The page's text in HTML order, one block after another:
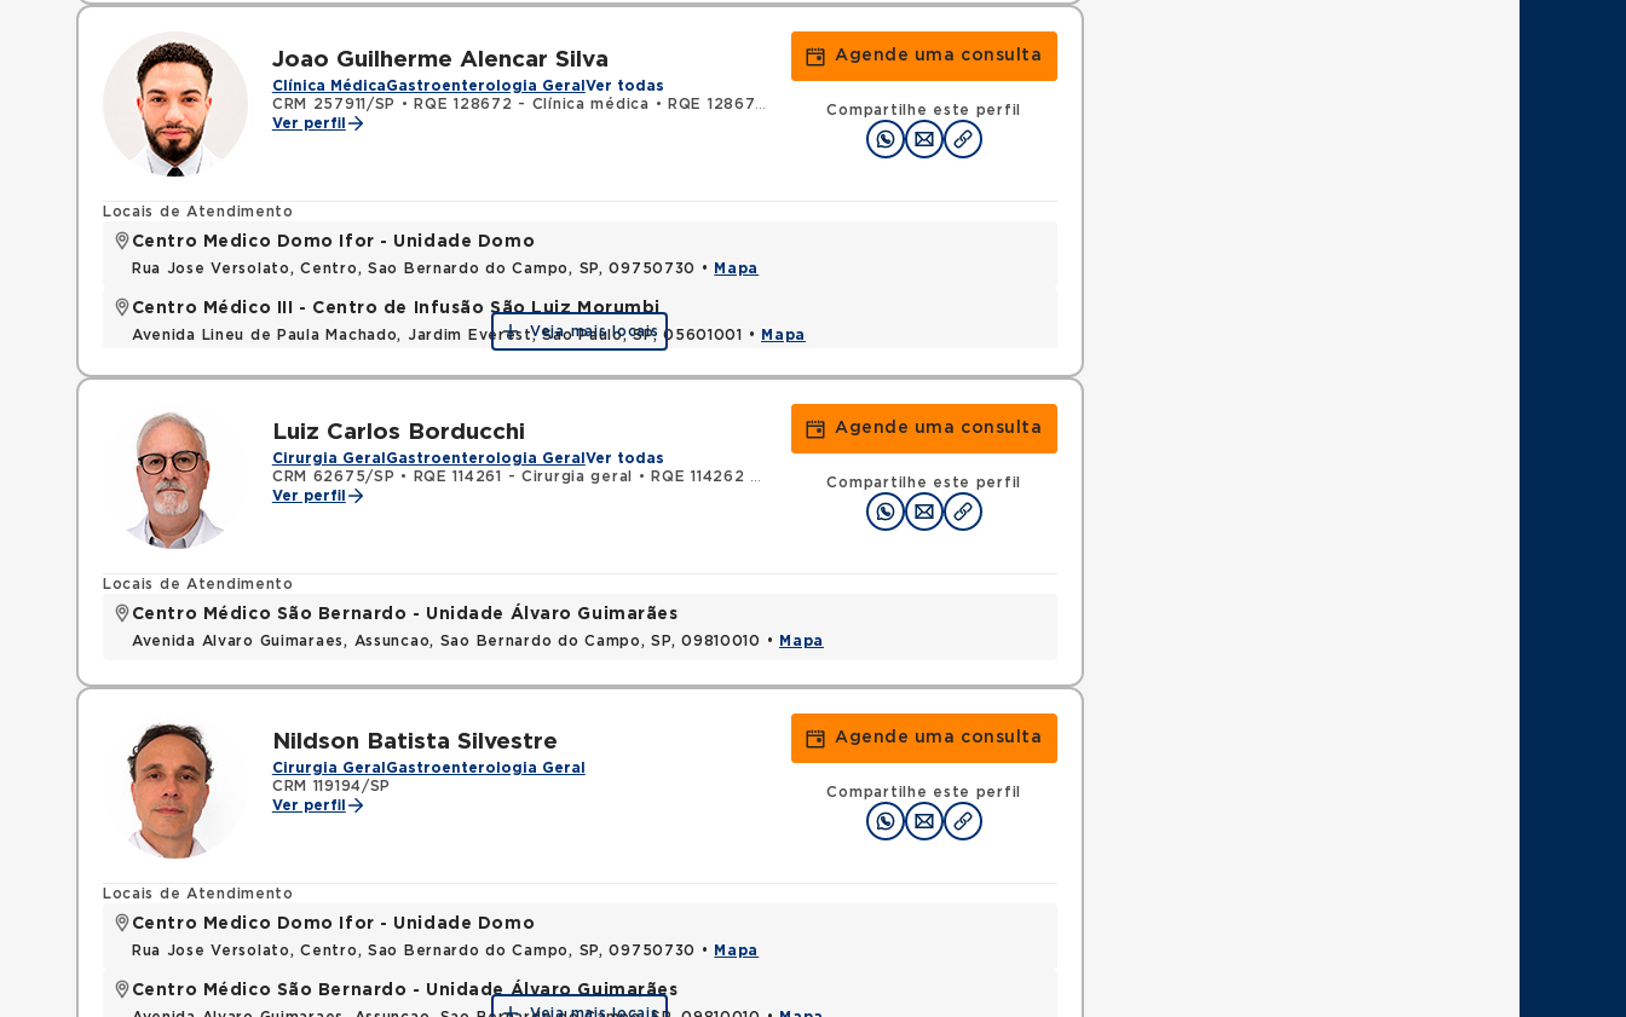
Joao Guilherme Alencar Silva
Clínica MédicaGastroenterologia Geral Ver todas
CRM 257911/SP
• RQE 128672 - Clínica médica •
RQE 128673 - Gastroenterologia
Ver perfil
Agende uma consulta
Compartilhe este perfil
Locais de Atendimento
Centro Medico Domo Ifor - Unidade Domo
Rua Jose Versolato, Centro, Sao Bernardo do Campo, SP, 09750730 • Mapa
Centro Médico III - Centro de Infusão São Luiz Morumbi
Avenida Lineu de Paula Machado, Jardim Everest, Sao Paulo, SP, 05601001 • Mapa
Veja mais locais
Luiz Carlos Borducchi
Cirurgia Geral Gastroenterologia Geral Ver todas
CRM 62675/SP • RQE 114261 - Cirurgia geral •
RQE 114262 - Medicina intensiva
Ver perfil
Agende uma consulta
Compartilhe este perfil
Locais de Atendimento
Centro Médico São Bernardo - Unidade Álvaro Guimarães
Avenida Alvaro Guimaraes, Assuncao, Sao Bernardo do Campo, SP, 09810010 • Mapa
Nildson Batista Silvestre
Cirurgia Geral Gastroenterologia Geral
CRM 119194/SP
Ver perfil
Agende uma consulta
Compartilhe este perfil
Locais de Atendimento
Centro Medico Domo Ifor - Unidade Domo
Rua Jose Versolato, Centro, Sao Bernardo do Campo, SP, 09750730 • Mapa
Centro Médico São Bernardo - Unidade Álvaro Guimarães
Veja mais locais